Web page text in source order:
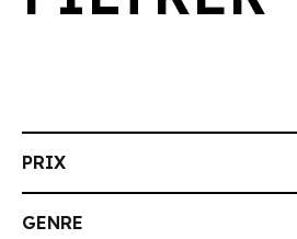
PRIX
GENRE